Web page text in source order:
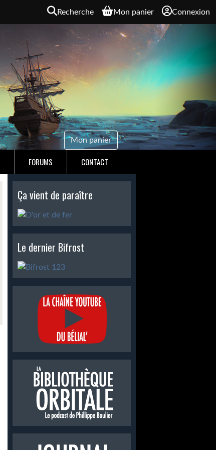
Recherche Mon panier Connexion
Mon panier
FORUMS CONTACT
Ça vient de paraître
Le dernier Bifrost